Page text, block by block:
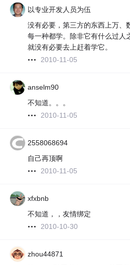
以专业开发人员为伍
没有必要，第三方的东西上万、
每一种都学。除非它有什么过人
就没有必要去上赶着学它。
2010-11-05
anselm90
不知道。。。
2010-11-05
2558068694
自己再顶啊
2010-11-05
xfxbnb
不知道，，友情绑定
2010-10-30
zhou44871